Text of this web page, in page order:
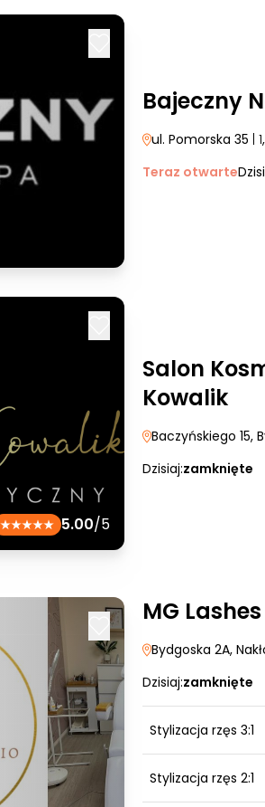
Bajeczny
ul. Pomorska 35 | 1
Teraz otwarte
5.00/5
Salon
Kowalik
Baczyńskiego 15,
Dzisiaj:zamknięte
MG
Bydgoska 2A,
Dzisiaj:zamknięte
Stylizacja rzęs 3:1
Stylizacja rzęs 2:1